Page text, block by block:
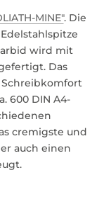
MINE". Die
wird mit
Das
600 DIN A4-
cremigste und
auch einen